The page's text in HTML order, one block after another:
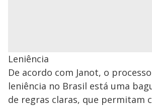
Leniência
De acordo com Janot, o
leniência no Brasil está uma
de regras claras, que permitam